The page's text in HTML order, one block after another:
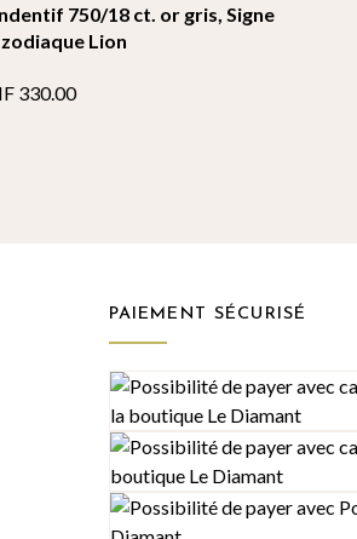
750/18 ct. or gris, Signe
Lion
330.00
PAIEMENT SÉCURISÉ